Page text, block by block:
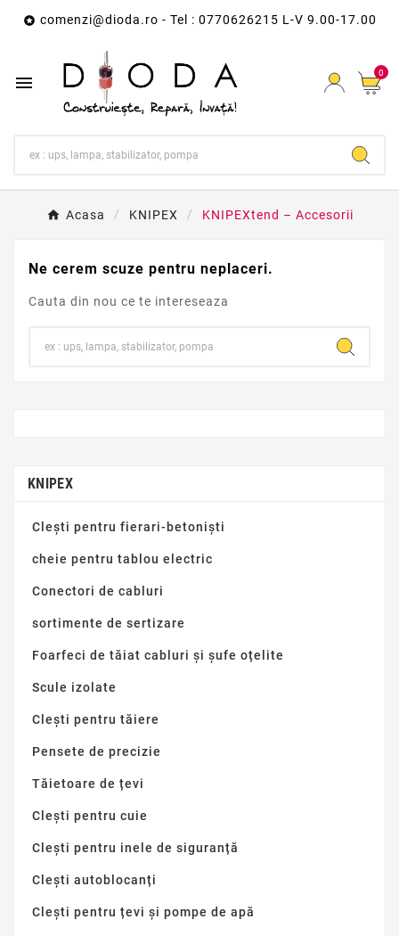
 comenzi@dioda.ro - Tel : 0770626215 L-V 9.00-17.00
 0
Acasa KNIPEX KNIPEXtend – Accesorii
Ne cerem scuze pentru neplaceri.
Cauta din nou ce te intereseaza
KNIPEX
Clești pentru fierari-betoniști
cheie pentru tablou electric
Conectori de cabluri
sortimente de sertizare
Foarfeci de tăiat cabluri și șufe oțelite
Scule izolate
Clești pentru tăiere
Pensete de precizie
Tăietoare de țevi
Clești pentru cuie
Clești pentru inele de siguranță
Clești autoblocanți
Clești pentru țevi și pompe de apă